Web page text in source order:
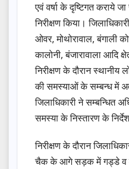
एवं वर्षा के दृष्टिगत कराये
निरीक्षण किया।
ओवर, मोथोरावाल, बंगाली
कालोनी, बंजारावाला आदि
निरीक्षण के दौरान स्थानीय
की समस्याओं के सम्बन्ध में
जिलाधिकारी ने सम्बन्धित
समस्या के निस्तारण के
निरीक्षण के दौरान
चैक के आगे सड़क में गड्डे व